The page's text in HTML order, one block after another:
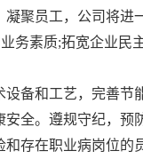
聚员工，公司将
务素质;拓宽企业
备和工艺，完善节
全。遵规守纪，预
存在职业病岗位的